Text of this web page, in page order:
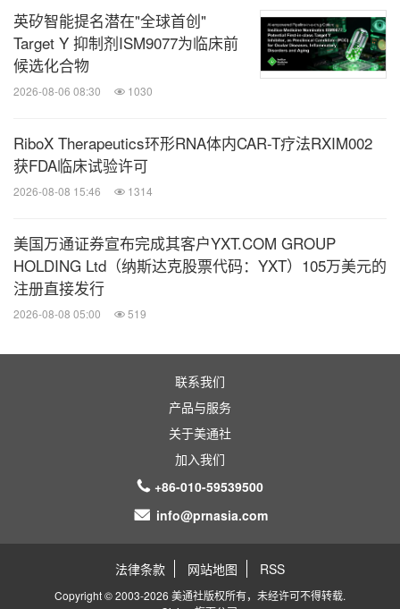
① 国际市场指不包括北美在内的全球其他市场
关于复锐医疗科技
复锐医疗科技有限公司（股份代号：1696.HK）是一
家全球化的美丽健康集团，拥有逾25年能量源设备
（EBD）领域的专业经验，构建了以技术创新与临床
备、注射填充、诊断及生态协同解决方案，致力于打
造以客户为中心的品牌。
地区，为数百万用户提供兼具安全性、有效性与个性
化体验的高端医美解决方案。
公司为中国领先的医疗健康产业集团复星医药的控股
子公司，并于2017年9月在香港联合交易所主板上
复锐医疗科技——提升生活品质
https://sisram-medical.com/
英矽智能提名潜在"全球首创"
Target Y 抑制剂ISM9077为临床前
候选化合物
2026-08-06 08:30 1030
RiboX Therapeutics环形RNA体内CAR-T疗法RXIM002
获FDA临床试验许可
2026-08-08 15:46 1314
美国万通证券宣布完成其客户YXT.COM GROUP
HOLDING Ltd（纳斯达克股票代码：YXT）105万美元的
注册直接发行
2026-08-08 05:00 519
联系我们
产品与服务
关于美通社
加入我们
+86-010-59539500
info@prnasia.com
法律条款 网站地图 RSS
Copyright © 2003-2026 美通社版权所有，未经许可不得转载.